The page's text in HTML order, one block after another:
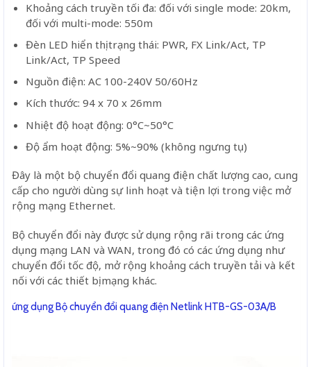
Khoảng cách truyền tối đa: đối với single mode: 20km,
đối với multi-mode: 550m
Đèn LED hiển thị trạng thái: PWR, FX Link/Act, TP
Link/Act, TP Speed
Nguồn điện: AC 100-240V 50/60Hz
Kích thước: 94 x 70 x 26mm
Nhiệt độ hoạt động: 0°C~50°C
Độ ẩm hoạt động: 5%~90% (không ngưng tụ)
Đây là một bộ chuyển đổi quang điện chất lượng cao, cung
cấp cho người dùng sự linh hoạt và tiện lợi trong việc mở
rộng mạng Ethernet.
Bộ chuyển đổi này được sử dụng rộng rãi trong các ứng
dụng mạng LAN và WAN, trong đó có các ứng dụng như
chuyển đổi tốc độ, mở rộng khoảng cách truyền tải và kết
nối với các thiết bị mạng khác.
ứng dụng Bộ chuyển đổi quang điện Netlink HTB-GS-03A/B